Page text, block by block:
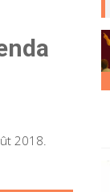
2018.